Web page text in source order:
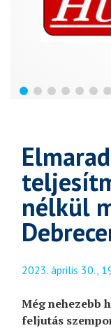
nélkül
2023. április 30.,
Még nehezebb
feljutás